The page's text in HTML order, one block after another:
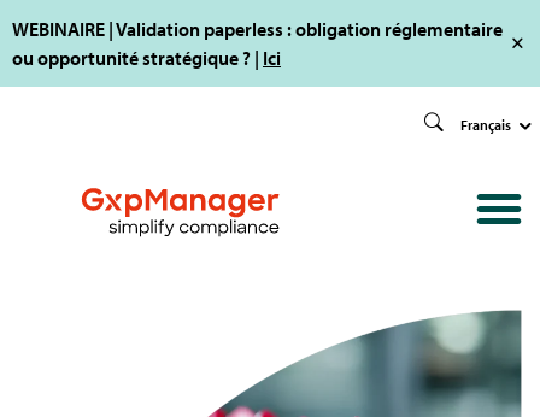
WEBINAIRE | Validation paperless : obligation réglementaire
ou opportunité stratégique ? | Ici
Français